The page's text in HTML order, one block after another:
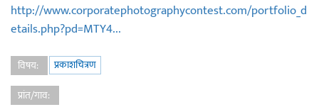
http://www.corporatephotographycontest.com/portfolio_d
etails.php?pd=MTY4...
विषय:
प्रकाशचित्रण
प्रांत/गाव: